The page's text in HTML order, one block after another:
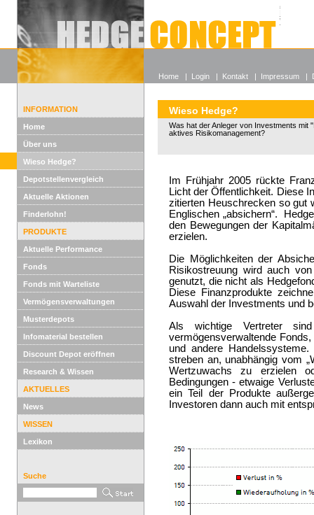
Alle
Wieso
INFORMATION
Home
Über uns
Wieso Hedge?
Depotstellenvergleich
Aktuelle Aktionen
Finderlohn!
PRODUKTE
Aktuelle Performance
Fonds
Fonds mit Warteliste
Vermögensverwaltungen
Musterdepots
Infomaterial bestellen
Discount Depot eröffnen
Research & Wissen
AKTUELLES
News
WISSEN
Lexikon
Suche
Wieso Hedge?
Was hat der Anleger von Investments mit
aktives Risikomanagement?
Im Frühjahr 2005 rückte
Licht der Öffentlichkeit. Diese
zitierten Heuschrecken so gut
Englischen „absichern“.
den Bewegungen der
erzielen.
Die Möglichkeiten der
Risikostreuung wird auch
genutzt, die nicht als
Diese Finanzprodukte
Auswahl der Investments und
Als wichtige Vertreter
vermögensverwaltende
und andere
streben an, unabhängig vom
Wertzuwachs zu erzielen
Bedingungen - etwaige
ein Teil der Produkte
Investoren dann auch mit
Home | Login | Kontakt | Impressum |